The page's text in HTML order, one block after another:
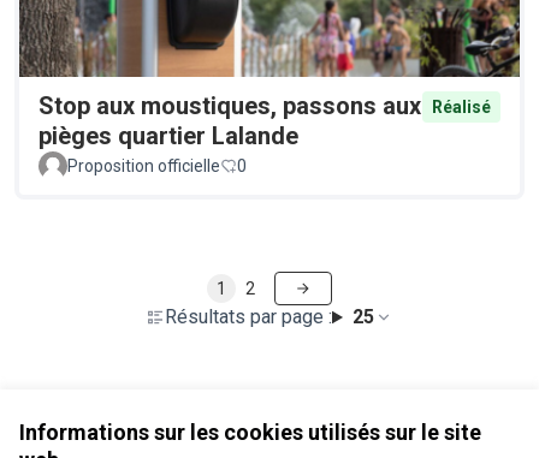
Informations sur les cookies utilisés sur le site
Stop aux moustiques, passons aux
pièges quartier Lalande
Réalisé
Proposition officielle 0
Résultats par page : 25
1 2